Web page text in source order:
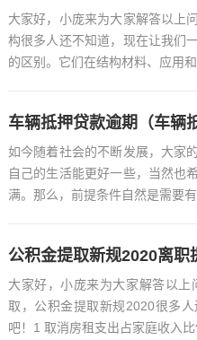
大家好，小庞来为大家解答以上
构很多人还不知道，现在让我们
的区别。它们在结构材料、应用
车辆抵押贷款逾期（车辆
如今随着社会的不断发展，大家
自己的生活能更好一些，当然也
满。那么，前提条件自然是需要
大家好，小庞来为大家解答以
取，公积金提取新规2020很多
吧！1 取消房租支出占家庭收入